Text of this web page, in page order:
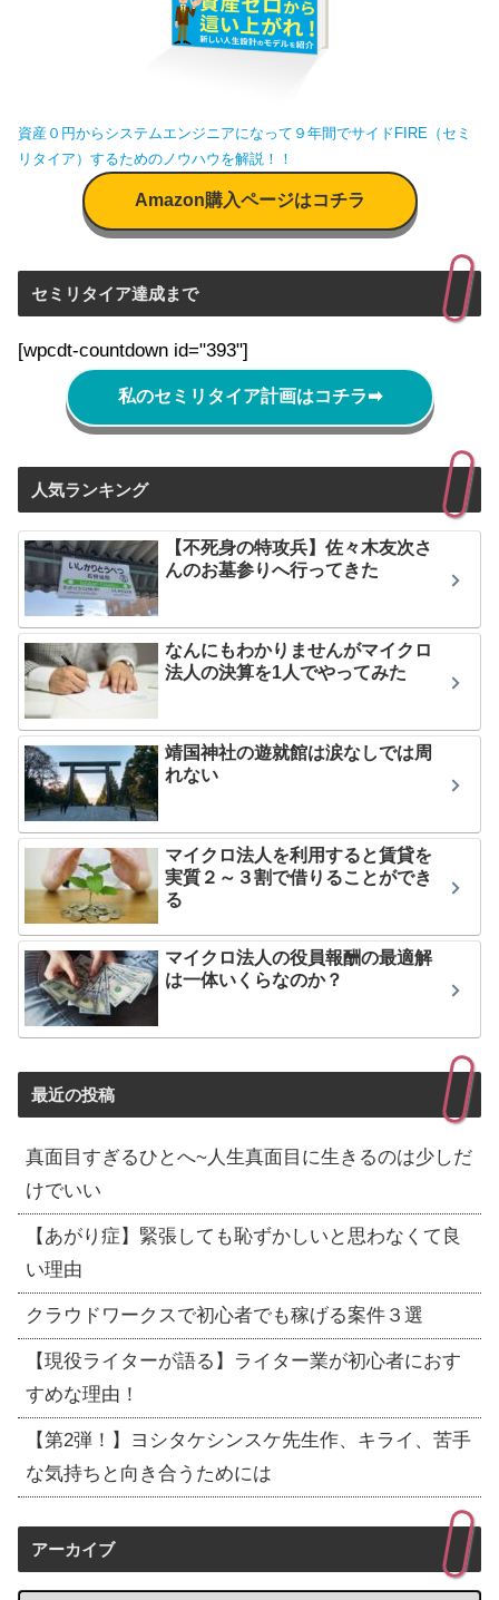
資産０円からシステムエンジニアになって９年間でサイドFIRE（セミ
リタイア）するためのノウハウを解説！！
Amazon購入ページはコチラ
セミリタイア達成まで
[wpcdt-countdown id="393"]
私のセミリタイア計画はコチラ➡
人気ランキング
【不死身の特攻兵】佐々木友次さ
んのお墓参りへ行ってきた
なんにもわかりませんがマイクロ
法人の決算を1人でやってみた
靖国神社の遊就館は涙なしでは周
れない
マイクロ法人を利用すると賃貸を
実質２～３割で借りることができ
る
マイクロ法人の役員報酬の最適解
は一体いくらなのか？
最近の投稿
真面目すぎるひとへ~人生真面目に生きるのは少しだ
けでいい
【あがり症】緊張しても恥ずかしいと思わなくて良
い理由
クラウドワークスで初心者でも稼げる案件３選
【現役ライターが語る】ライター業が初心者におす
すめな理由！
【第2弾！】ヨシタケシンスケ先生作、キライ、苦手
な気持ちと向き合うためには
アーカイブ